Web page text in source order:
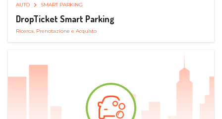
AUTO SMART PARKING
DropTicket Smart Parking
Ricerca, Prenotazione e Acquisto